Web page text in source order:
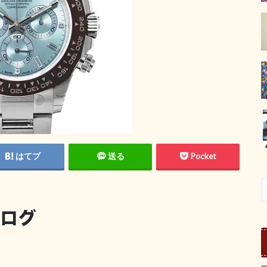
はてブ 送る Pocket